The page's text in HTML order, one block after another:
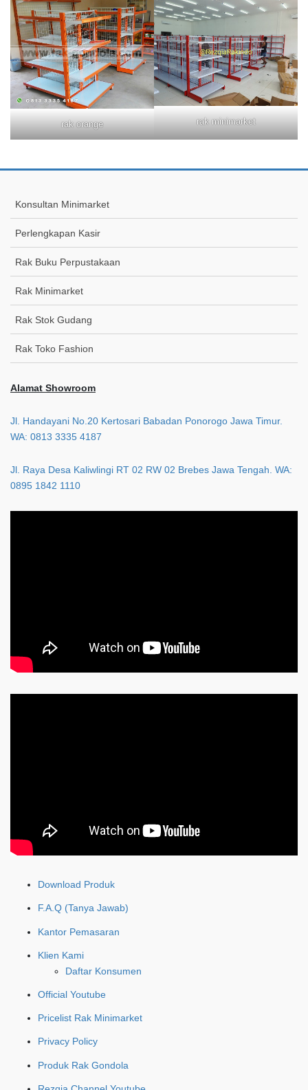
rak orange rak minimarket
Konsultan Minimarket
Perlengkapan Kasir
Rak Buku Perpustakaan
Rak Minimarket
Rak Stok Gudang
Rak Toko Fashion
Alamat Showroom
Jl. Handayani No.20 Kertosari Babadan Ponorogo Jawa Timur.
WA: 0813 3335 4187
Jl. Raya Desa Kaliwlingi RT 02 RW 02 Brebes Jawa Tengah. WA:
0895 1842 1110
Download Produk
F.A.Q (Tanya Jawab)
Kantor Pemasaran
Klien Kami
Daftar Konsumen
Official Youtube
Pricelist Rak Minimarket
Privacy Policy
Produk Rak Gondola